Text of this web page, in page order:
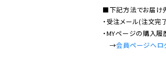
■下記方法でお届け
・受注メール(注文
・MYページの購入
→会員ページへロ